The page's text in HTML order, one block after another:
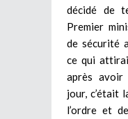
décidé de
Premier
de sécurité
ce qui
après avoir
jour, c’était
l’ordre et